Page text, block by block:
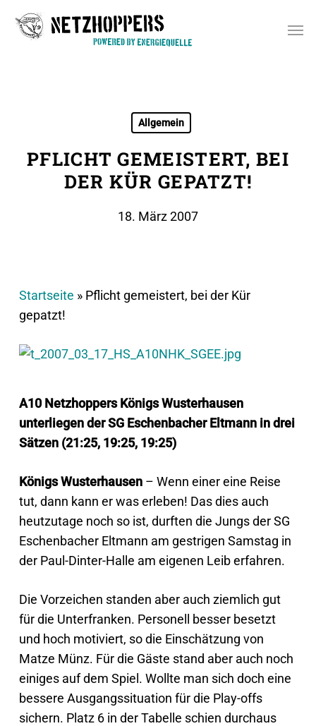
Allgemein
PFLICHT GEMEISTERT, BEI
DER KÜR GEPATZT!
18. März 2007
Startseite » Pflicht gemeistert, bei der Kür
gepatzt!
A10 Netzhoppers Königs Wusterhausen
unterliegen der SG Eschenbacher Eltmann in drei
Sätzen (21:25, 19:25, 19:25)
Königs Wusterhausen– Wenn einer eine Reise
tut, dann kann er was erleben! Das dies auch
heutzutage noch so ist, durften die Jungs der SG
Eschenbacher Eltmann am gestrigen Samstag in
der Paul-Dinter-Halle am eigenen Leib erfahren.
Die Vorzeichen standen aber auch ziemlich gut
für die Unterfranken. Personell besser besetzt
und hoch motiviert, so die Einschätzung von
Matze Münz. Für die Gäste stand aber auch noch
einiges auf dem Spiel. Wollte man sich doch eine
bessere Ausgangssituation für die Play-offs
sichern. Platz 6 in der Tabelle schien durchaus